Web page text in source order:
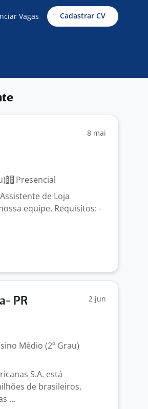
Vagas Cadastrar CV
8 mai
Presencial
de Loja
equipe. Requisitos: -
PR 2 jun
Médio (2º Grau)
S.A. está
de brasileiros,
...